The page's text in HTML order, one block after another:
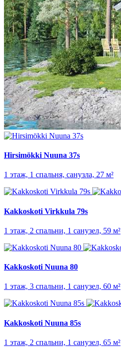
Hirsimökki Nuuna 37s
1 этаж, 1 спальня, санузла, 27 м²
Kakkoskoti Virkkula 79s
1 этаж, 2 спальни, 1 санузел, 59 м²
Kakkoskoti Nuuna 80
1 этаж, 3 спальни, 1 санузел, 60 м²
Kakkoskoti Nuuna 85s
1 этаж, 2 спальни, 1 санузел, 65 м²